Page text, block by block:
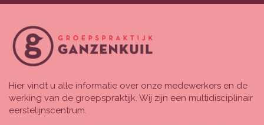
Hier vindt u alle informatie over onze medewerkers en de
werking van de groepspraktijk. Wij zijn een multidisciplinair
eerstelijnscentrum.